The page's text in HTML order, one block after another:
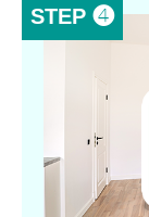
STEP ❹